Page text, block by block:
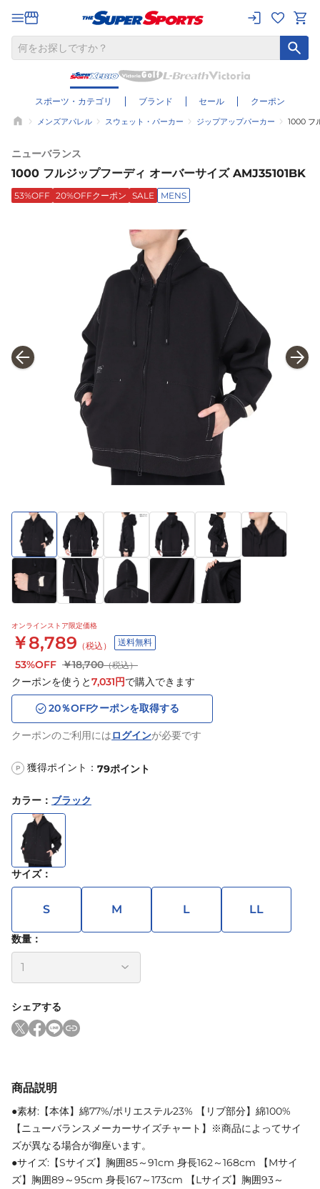
スポーツ・カテゴリ ブランド セール クーポン
メンズアパレル スウェット・パーカー ジップアップパーカー 1000 フ
ニューバランス
1000 フルジップフーディ オーバーサイズ AMJ35101BK
53%OFF 20%OFFクーポン SALE MENS
オンラインストア限定価格
￥8,789 （税込） 送料無料
53%OFF ￥18,700（税込）
クーポンを使うと7,031円で購入できます
20％OFFクーポンを取得する
クーポンのご利用にはログインが必要です
P 獲得ポイント： 79ポイント
カラー ： ブラック
サイズ：
S M L LL
数量：
シェアする
商品説明
●素材:【本体】綿77%/ポリエステル23% 【リブ部分】綿100%
【ニューバランスメーカーサイズチャート】※商品によってサイ
ズが異なる場合が御座います。
●サイズ:【Sサイズ】胸囲85～91cm 身長162～168cm 【Mサイ
ズ】胸囲89～95cm 身長167～173cm 【Lサイズ】胸囲93～